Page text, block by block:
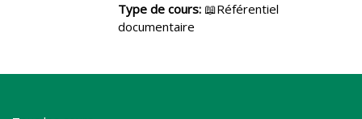
Type de cours: 📖Référentiel
documentaire